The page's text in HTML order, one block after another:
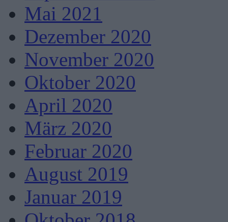
Mai 2021
Dezember 2020
November 2020
Oktober 2020
April 2020
März 2020
Februar 2020
August 2019
Januar 2019